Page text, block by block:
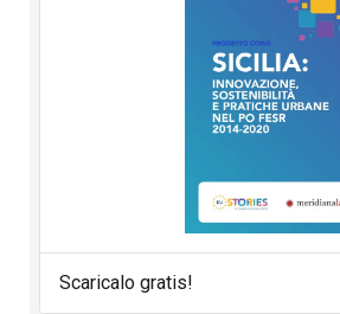
Scaricalo gratis!